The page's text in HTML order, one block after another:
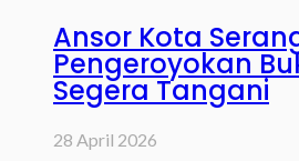
Ansor Kota
Pengeroyokan
Segera Tangani
28 April 2026